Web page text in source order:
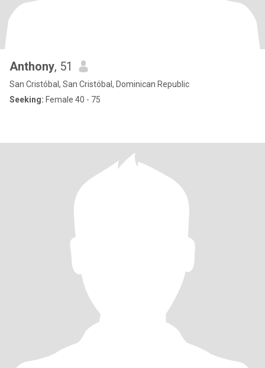
Anthony, 51
San Cristóbal, San Cristóbal, Dominican Republic
Seeking: Female 40 - 75